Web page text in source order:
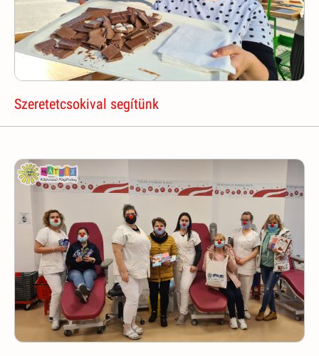
Szeretetcsokival segítünk